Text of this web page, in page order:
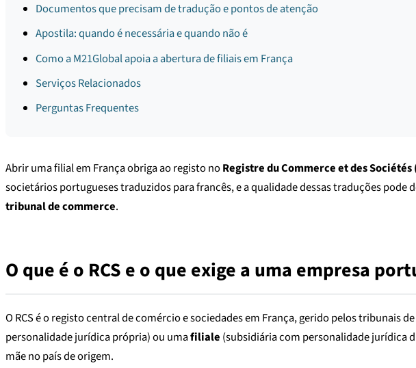
Documentos que precisam de tradução e pontos de atenção
Apostila: quando é necessária e quando não é
Como a M21Global apoia a abertura de filiais em França
Serviços Relacionados
Perguntas Frequentes
Abrir uma filial em França obriga ao registo noRegistre du Commerce et des Sociétés
societários portugueses traduzidos para francês, e a qualidade dessas traduções
tribunal de commerce.
O que é o RCS e o que exige a uma empresa
O RCS é o registo central de comércio e sociedades em França, gerido pelos
personalidade jurídica própria) ou umafiliale (subsidiária com personalidade jurídica
mãe no país de origem.